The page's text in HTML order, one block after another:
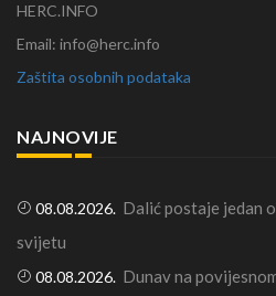
HERC.INFO
Email: info@herc.info
Zaštita osobnih podataka
NAJNOVIJE
08.08.2026. Dalić postaje jedan
svijetu
08.08.2026. Dunav na